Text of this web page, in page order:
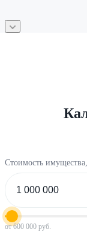
Стоимость
от 600 000 руб.